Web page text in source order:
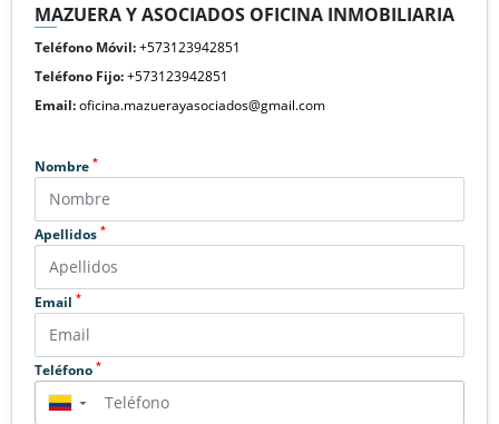
MAZUERA Y ASOCIADOS OFICINA INMOBILIARIA
Teléfono Móvil:+573123942851
Teléfono Fijo:+573123942851
Email:oficina.mazuerayasociados@gmail.com
Nombre *
Apellidos *
Email *
Teléfono *
▼